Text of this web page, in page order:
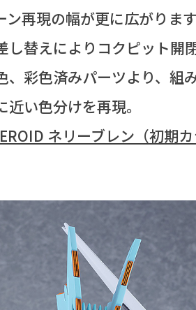
ン再現の幅が更に広がりま
し替えによりコクピット開
、彩色済みパーツより、組
近い色分けを再現。
ネリーブレン（初期